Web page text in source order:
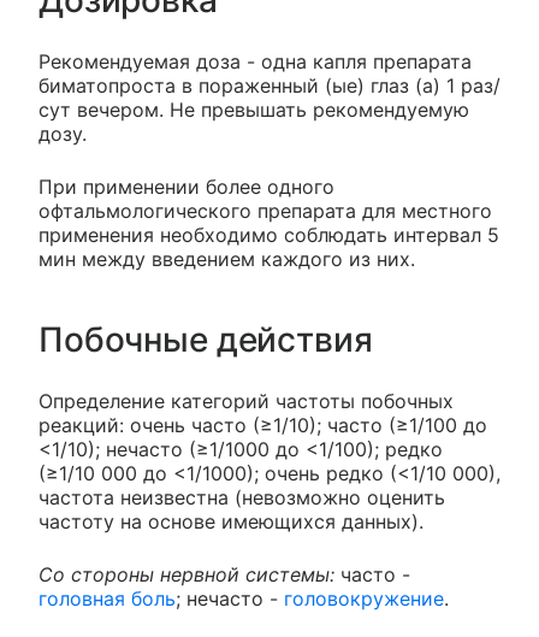
Рекомендуемая доза - одна капля препарата
биматопроста в пораженный (ые) глаз (а) 1 раз/
сут вечером. Не превышать рекомендуемую
дозу.
При применении более одного
офтальмологического препарата для местного
применения необходимо соблюдать интервал 5
мин между введением каждого из них.
Побочные действия
Определение категорий частоты побочных
реакций: очень часто (≥1/10); часто (≥1/100 до
<1/10); нечасто (≥1/1000 до <1/100); редко
(≥1/10 000 до <1/1000); очень редко (<1/10 000),
частота неизвестна (невозможно оценить
частоту на основе имеющихся данных).
Со стороны нервной системы: часто -
головная боль; нечасто - головокружение.